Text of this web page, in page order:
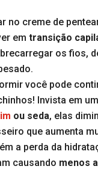
no creme de
em transição
os fios,
você pode
Invista em
ou seda, elas
que aumenta
a perda da
causando menos